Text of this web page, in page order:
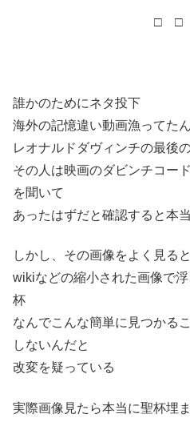
□ □
誰かのためにネタ投下
海外の記憶違い動画漁ってた
レオナルドダヴィンチの最後
その人は映画のダビンチコー
を聞いて
あったはずだと確認すると本
しかし、その画像をよく見る
wikiなどの縮小された画像で
杯
なんでこんな簡単に見つかる
しないんだと
改変を疑っている
実際画像見たら本当に聖杯埋